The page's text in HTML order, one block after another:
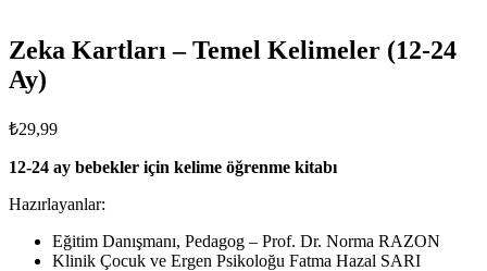
Zeka Kartları – Temel Kelimeler (12-24
Ay)
₺29,99
12-24 ay bebekler için kelime öğrenme kitabı
Hazırlayanlar:
Eğitim Danışmanı, Pedagog – Prof. Dr. Norma RAZON
Klinik Çocuk ve Ergen Psikoloğu Fatma Hazal SARI